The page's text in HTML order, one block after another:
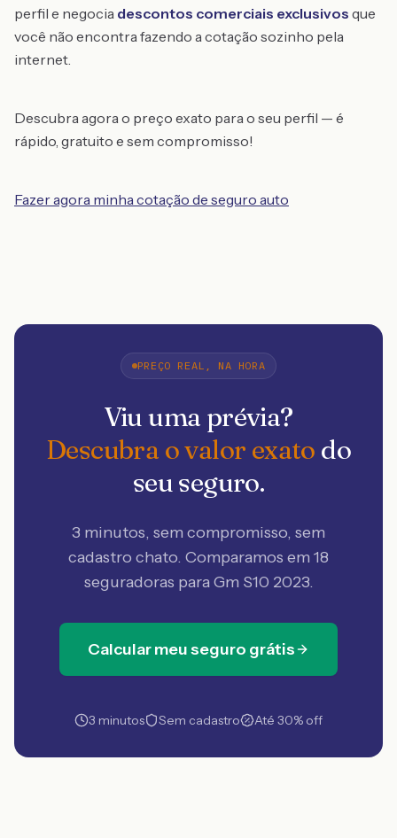
perfil e negocia descontos comerciais exclusivos que
você não encontra fazendo a cotação sozinho pela
internet.
Descubra agora o preço exato para o seu perfil — é
rápido, gratuito e sem compromisso!
Fazer agora minha cotação de seguro auto
PREÇO REAL, NA HORA
Viu uma prévia?
Descubra o valor exato do
seu seguro.
3 minutos, sem compromisso, sem
cadastro chato. Comparamos em 18
seguradoras para Gm S10 2023.
Calcular meu seguro grátis
3 minutos Sem cadastro Até 30% off